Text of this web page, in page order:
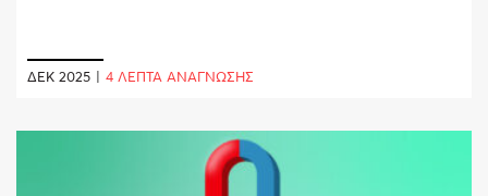
ΔΕΚ 2025 | 4 ΛΕΠΤΑ ΑΝΑΓΝΩΣΗΣ